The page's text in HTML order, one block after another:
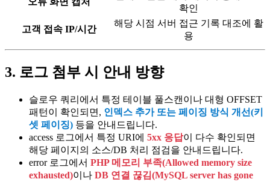
확인
고객 접속 IP/시간
해당 시점 서버 접근 기록 대조에 활
용
3. 로그 첨부 시 안내 방향
슬로우 쿼리에서 특정 테이블 풀스캔이나 대형 OFFSET
패턴이 확인되면, 인덱스 추가 또는 페이징 방식 개선(키
셋 페이징) 등을 안내드립니다.
access 로그에서 특정 URI에 5xx 응답이 다수 확인되면
해당 페이지의 소스/DB 처리 점검을 안내드립니다.
error 로그에서 PHP 메모리 부족(Allowed memory size
exhausted)이나 DB 연결 끊김(MySQL server has gone